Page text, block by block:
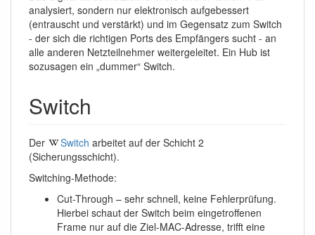
analysiert, sondern nur elektronisch aufgebessert
(entrauscht und verstärkt) und im Gegensatz zum Switch
- der sich die richtigen Ports des Empfängers sucht - an
alle anderen Netzteilnehmer weitergeleitet. Ein Hub ist
sozusagen ein „dummer“ Switch.
Switch
Der Switch arbeitet auf der Schicht 2
(Sicherungsschicht).
Switching-Methode:
Cut-Through – sehr schnell, keine Fehlerprüfung.
Hierbei schaut der Switch beim eingetroffenen
Frame nur auf die Ziel-MAC-Adresse, trifft eine